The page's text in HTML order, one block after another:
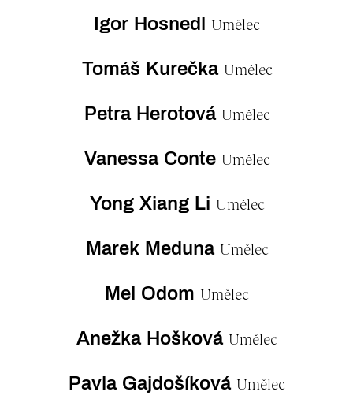
Igor Hosnedl Umělec
Tomáš Kurečka Umělec
Petra Herotová Umělec
Vanessa Conte Umělec
Yong Xiang Li Umělec
Marek Meduna Umělec
Mel Odom Umělec
Anežka Hošková Umělec
Pavla Gajdošíková Umělec